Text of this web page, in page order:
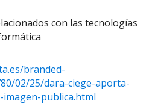
con las tecnologías
branded-
02/25/dara-ciege-aporta-
publica.html